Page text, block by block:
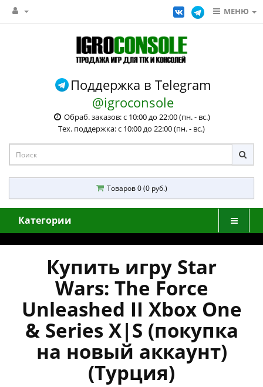
МЕНЮ
Поддержка в Telegram
@igroconsole
Обраб. заказов: с 10:00 до 22:00 (пн. - вс.)
Тех. поддержка: с 10:00 до 22:00 (пн. - вс.)
Товаров 0 (0 руб.)
Категории
Купить игру Star
Wars: The Force
Unleashed II Xbox One
& Series X|S (покупка
на новый аккаунт)
(Турция)